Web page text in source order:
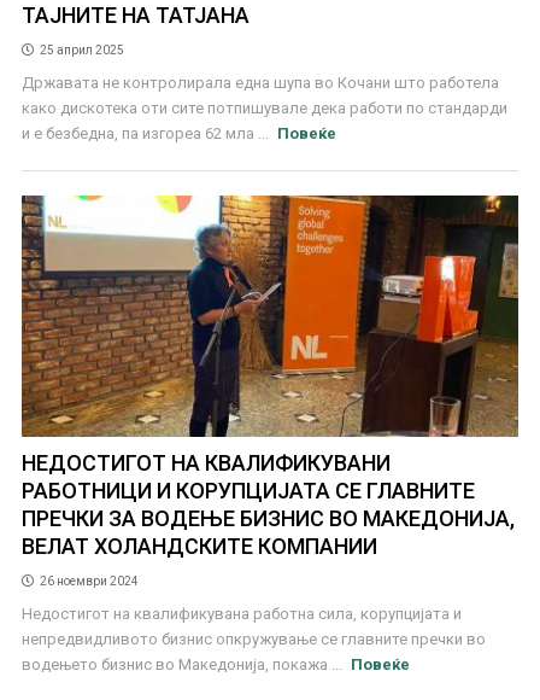
ТАЈНИТЕ НА ТАТЈАНА
25 април 2025
Државата не контролирала една шупа во Кочани што работела
како дискотека оти сите потпишувале дека работи по стандарди
и е безбедна, па изгореа 62 мла ...
Повеќе
НЕДОСТИГОТ НА КВАЛИФИКУВАНИ
РАБОТНИЦИ И КОРУПЦИЈАТА СЕ ГЛАВНИТЕ
ПРЕЧКИ ЗА ВОДЕЊЕ БИЗНИС ВО МАКЕДОНИЈА,
ВЕЛАТ ХОЛАНДСКИТЕ КОМПАНИИ
26 ноември 2024
Недостигот на квалификувана работна сила, корупцијата и
непредвидливото бизнис опкружување се главните пречки во
водењето бизнис во Македонија, покажа ...
Повеќе